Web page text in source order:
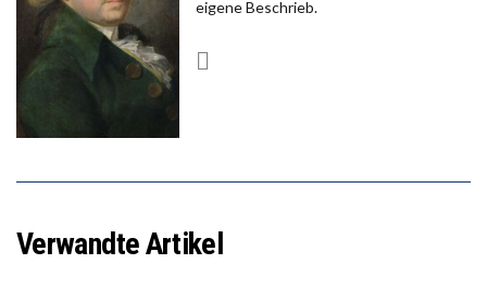
eigene Beschrieb.
Verwandte Artikel